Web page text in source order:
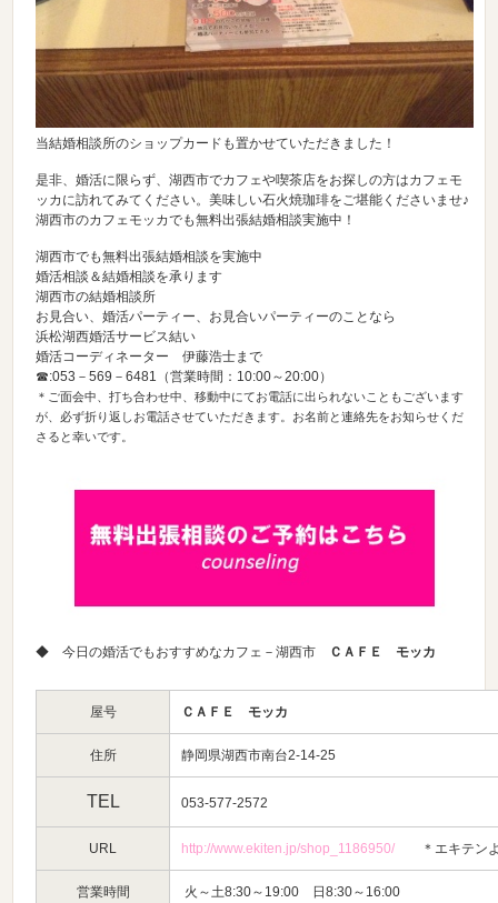
当結婚相談所のショップカードも置かせていただきました！
是非、婚活に限らず、湖西市でカフェや喫茶店をお探しの方はカフェモ
ッカに訪れてみてください。美味しい石火焼珈琲をご堪能くださいませ♪
湖西市のカフェモッカでも無料出張結婚相談実施中！
湖西市でも無料出張結婚相談を実施中
婚活相談＆結婚相談を承ります
湖西市の結婚相談所
お見合い、婚活パーティー、お見合いパーティーのことなら
浜松湖西婚活サービス結い
婚活コーディネーター 伊藤浩士まで
☎:053－569－6481（営業時間：10:00～20:00）
＊ご面会中、打ち合わせ中、移動中にてお電話に出られないこともございます
が、必ず折り返しお電話させていただきます。お名前と連絡先をお知らせくだ
さると幸いです。
◆ 今日の婚活でもおすすめなカフェ－湖西市 ＣＡＦＥ モッカ
屋号 ＣＡＦＥ モッカ
住所 静岡県湖西市南台2-14-25
TEL 053-577-2572
URL http://www.ekiten.jp/shop_1186950/ ＊エキテン
営業時間 火～土8:30～19:00 日8:30～16:00